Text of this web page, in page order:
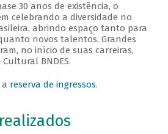
30 anos de existência, o
celebrando a diversidade no
abrindo espaço tanto para
novos talentos. Grandes
no início de suas carreiras,
BNDES.
reserva de ingressos.